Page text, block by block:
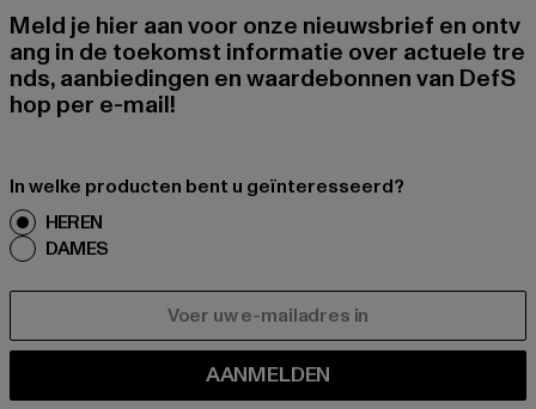
Meld je hier aan voor onze nieuwsbrief en ontv
ang in de toekomst informatie over actuele tre
nds, aanbiedingen en waardebonnen van DefS
hop per e-mail!
In welke producten bent u geïnteresseerd?
HEREN
DAMES
AANMELDEN